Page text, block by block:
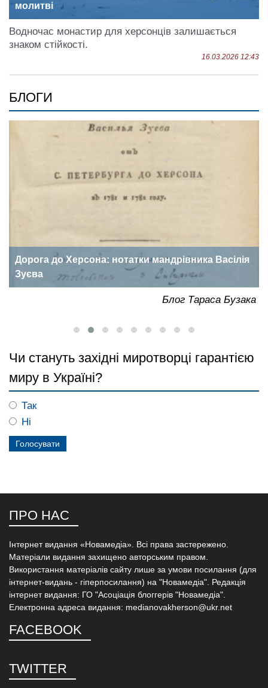
молитві
Водночас монастир для херсонців залишається
знаком стійкості.
16.03.2026 12:43
БЛОГИ
Дорога до Херсона: нотатки мандрівника Васілія
Зуєва
Блог Тараса Бузака
Чи стануть західні миротворці гарантією
миру в Україні?
Так
Ні
ПРО НАС
Інтернет видання «Новамедіа». Всі права застережено.
Матеріали видання захищено авторським правом.
Використання матеріалів сайту лише за умови посилання (для
інтернет-видань - гіперпосилання) на "Новамедіа". Редакція
інтернет видання: ГО "Асоціація блоггерів "Новамедіа".
Електронна адреса видання: medianovakherson@ukr.net
FACEBOOK
TWITTER